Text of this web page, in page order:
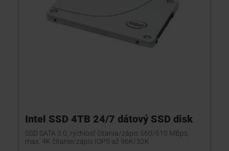
Intel SSD 4TB 24/7 dátový SSD disk
SSD SATA 3.0, rýchlosť čítania/zápis 560/510 MBps,
max. 4K čítanie/zápis IOPS až 96K/32K